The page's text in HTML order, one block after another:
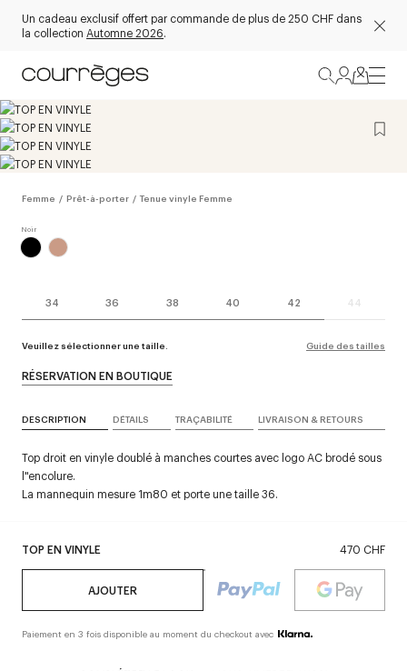
Un cadeau exclusif offert par commande de plus de 250 CHF dans
la collection Automne 2026.
Femme / Prêt-à-porter / Tenue vinyle Femme
34 36 38 40 42 44
Veuillez sélectionner une taille. Guide des tailles
TOP EN VINYLE 470 CHF
AJOUTER
Paiement en 3 fois disponible au moment du checkout avec
RÉSERVATION EN BOUTIQUE
DESCRIPTION DÉTAILS TRAÇABILITÉ LIVRAISON & RETOURS
Top droit en vinyle doublé à manches courtes avec logo AC brodé sous
l"encolure.
La mannequin mesure 1m80 et porte une taille 36.